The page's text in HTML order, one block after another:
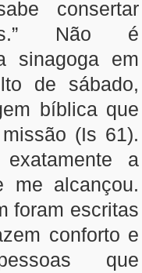
consertar
Não é
sinagoga em
de sábado,
bíblica que
(Is 61).
a
me alcançou.
foram escritas
conforto e
que